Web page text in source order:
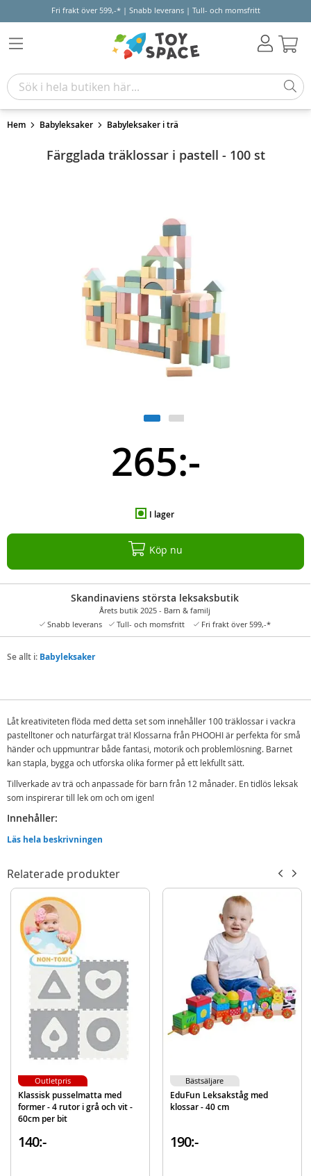
Fri frakt över 599,-* | Snabb leverans | Tull- och momsfritt
Hem Babyleksaker Babyleksaker i trä
Färgglada träklossar i pastell - 100 st
265:-
I lager
Köp nu
Skandinaviens största leksaksbutik
Årets butik 2025 - Barn & familj
Snabb leverans
Tull- och momsfritt Fri frakt över 599,-*
Se allt i: Babyleksaker
Låt kreativiteten flöda med detta set som innehåller 100 träklossar i vackra
pastelltoner och naturfärgat trä! Klossarna från PHOOHI är perfekta för små
händer och uppmuntrar både fantasi, motorik och problemlösning. Barnet
kan stapla, bygga och utforska olika former på ett lekfullt sätt.
Tillverkade av trä och anpassade för barn från 12 månader. En tidlös leksak
som inspirerar till lek om och om igen!
Innehåller:
100 byggklossar i trä - pastell
Material: trä
Ålder: från 1 år
Mer
information
Modell
Läs hela beskrivningen
Relaterade produkter
Klassisk pusselmatta med
former - 4 rutor i grå och vit -
60cm per bit
140:-
Outletpris
EduFun Leksakståg med
klossar - 40 cm
190:-
Bästsäljare